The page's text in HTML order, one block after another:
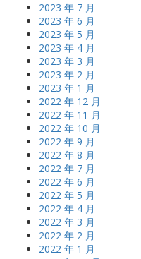
2023 年 7 月
2023 年 6 月
2023 年 5 月
2023 年 4 月
2023 年 3 月
2023 年 2 月
2023 年 1 月
2022 年 12 月
2022 年 11 月
2022 年 10 月
2022 年 9 月
2022 年 8 月
2022 年 7 月
2022 年 6 月
2022 年 5 月
2022 年 4 月
2022 年 3 月
2022 年 2 月
2022 年 1 月